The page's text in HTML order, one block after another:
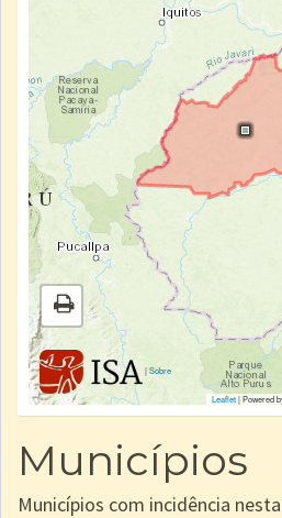
|Sobre
Leaflet| Powered
Municípios
Municípios com incidência